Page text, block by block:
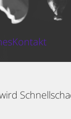
Kontakt